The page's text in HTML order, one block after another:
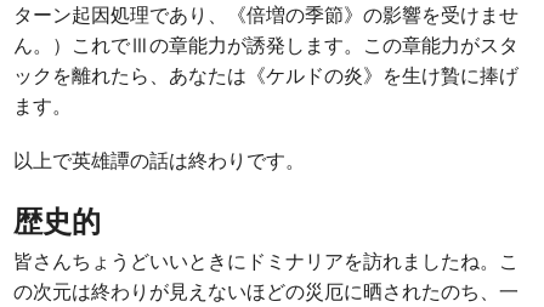
ターン起因処理であり、《倍増の季節》の影響を受けませ
ん。）これでⅢの章能力が誘発します。この章能力がスタ
ックを離れたら、あなたは《ケルドの炎》を生け贄に捧げ
ます。
以上で英雄譚の話は終わりです。
歴史的
皆さんちょうどいいときにドミナリアを訪れましたね。こ
の次元は終わりが見えないほどの災厄に晒されたのち、一